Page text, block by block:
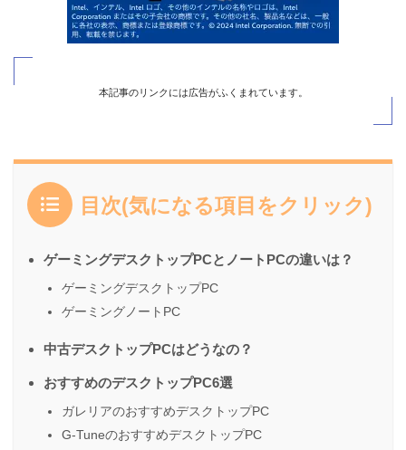
本記事のリンクには広告がふくまれています。
目次(気になる項目をクリック)
ゲーミングデスクトップPCとノートPCの違いは？
ゲーミングデスクトップPC
ゲーミングノートPC
中古デスクトップPCはどうなの？
おすすめのデスクトップPC6選
ガレリアのおすすめデスクトップPC
G-TuneのおすすめデスクトップPC